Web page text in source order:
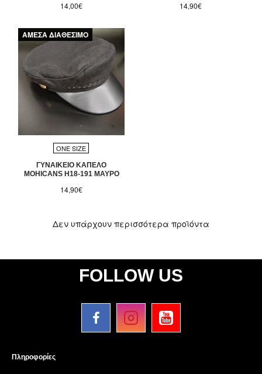
14,00€ 14,90€
ΑΜΕΣΑ ΔΙΑΘΕΣΙΜΟ
ONE SIZE
ΓΥΝΑΙΚΕΙΟ ΚΑΠΕΛΟ
MOHICANS H18-191 ΜΑΥΡΟ
14,90€
Δεν υπάρχουν περισσότερα προϊόντα
FOLLOW US
Πληροφορίες